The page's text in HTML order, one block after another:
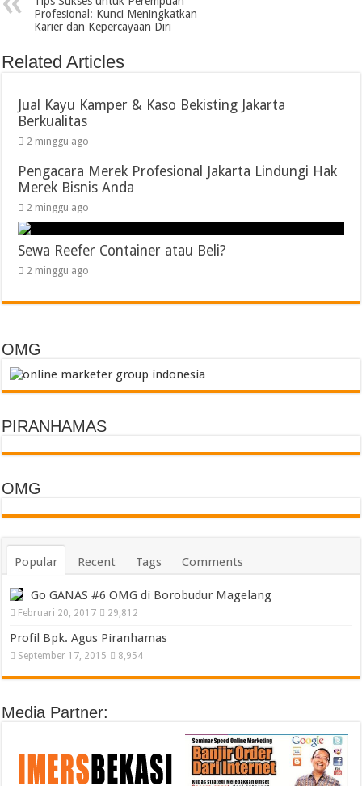
Profesional: Kunci Meningkatkan
Karier dan Kepercayaan Diri
Related Articles
Jual Kayu Kamper & Kaso Bekisting Jakarta
Berkualitas
2 minggu ago
Pengacara Merek Profesional Jakarta Lindungi Hak
Merek Bisnis Anda
2 minggu ago
Sewa Reefer Container atau Beli?
2 minggu ago
OMG
PIRANHAMAS
OMG
Popular Recent Tags Comments
Go GANAS #6 OMG di Borobudur Magelang
Februari 20, 2017 29,812
Profil Bpk. Agus Piranhamas
September 17, 2015 8,954
Media Partner: